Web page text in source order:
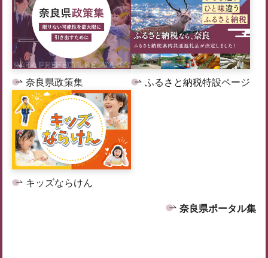
奈良県政策集 ふるさと納税特設ページ
キッズならけん
奈良県ポータル集